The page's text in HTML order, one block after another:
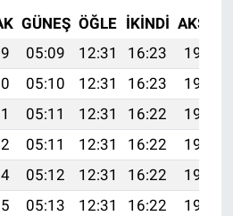
GÜNEŞ ÖĞLE İKINDI AKŞAM
05:09 12:31 16:23
19:44
05:10 12:31 16:23
19:43
05:11 12:31 16:22
19:42
05:11 12:31 16:22
19:41
05:12 12:31 16:22
19:40
05:13 12:31 16:22
19:39